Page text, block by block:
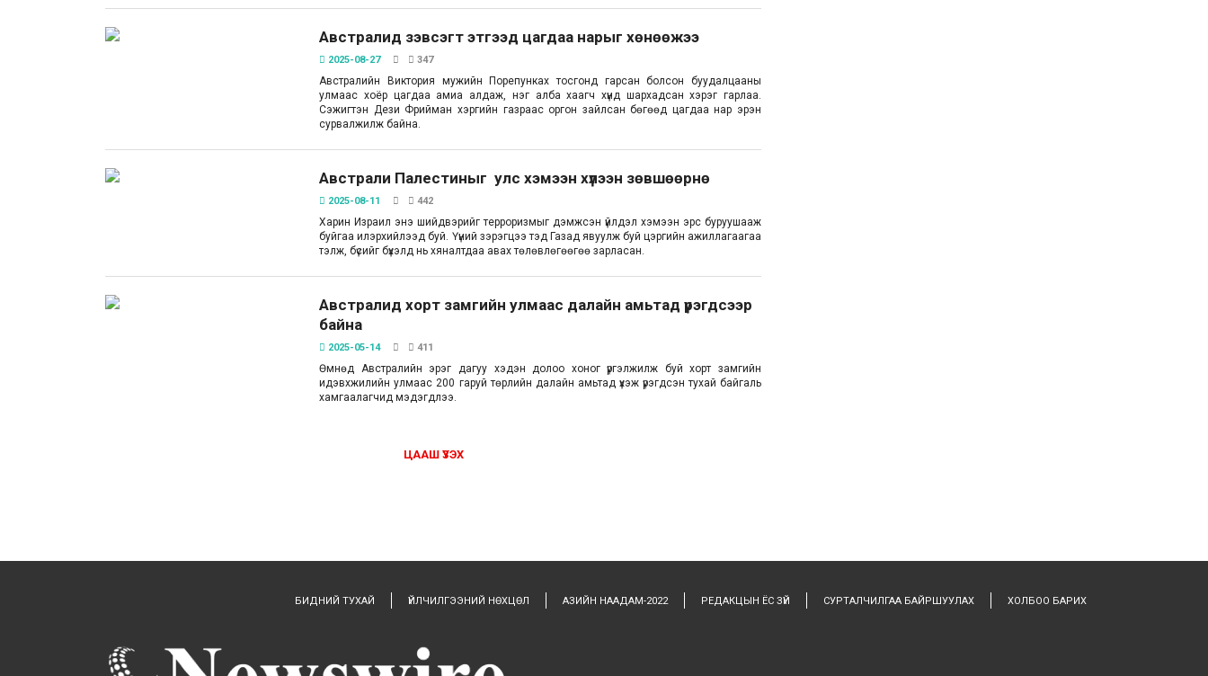
Австралид зэвсэгт этгээд цагдаа нарыг хөнөөжээ
2025-08-27 347
Австралийн Виктория мужийн Порепунках тосгонд гарсан болсон буудалцааны
улмаас хоёр цагдаа амиа алдаж, нэг алба хаагч хүнд шархадсан хэрэг гарлаа.
Сэжигтэн Дези Фрийман хэргийн газраас оргон зайлсан бөгөөд цагдаа нар эрэн
сурвалжилж байна.
Австрали Палестиныг улс хэмээн хүлээн зөвшөөрнө
2025-08-11 442
Харин Израил энэ шийдвэрийг терроризмыг дэмжсэн үйлдэл хэмээн эрс буруушааж
буйгаа илэрхийлээд буй. Үүний зэрэгцээ тэд Газад явуулж буй цэргийн ажиллагаагаа
тэлж, бүсийг бүхэлд нь хяналтдаа авах төлөвлөгөөгөө зарласан.
Австралид хорт замгийн улмаас далайн амьтад үрэгдсээр
байна
2025-05-14 411
Өмнөд Австралийн эрэг дагуу хэдэн долоо хоног үргэлжилж буй хорт замгийн
идэвхжилийн улмаас 200 гаруй төрлийн далайн амьтад үхэж үрэгдсэн тухай байгаль
хамгаалагчид мэдэгдлээ.
ЦААШ ҮЗЭХ
БИДНИЙ ТУХАЙ ҮЙЛЧИЛГЭЭНИЙ НӨХЦӨЛ АЗИЙН НААДАМ-2022 РЕДАКЦЫН ЁС ЗҮЙ СУРТАЛЧИЛГАА БАЙРШУУЛАХ ХОЛБОО БАРИХ